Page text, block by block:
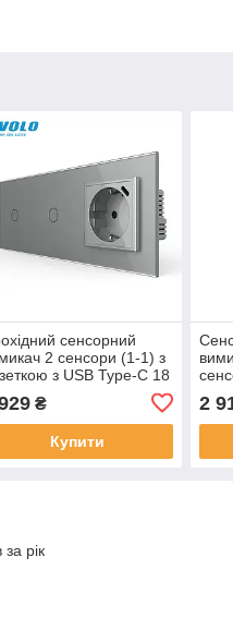
сенсорний
2 сенсори (1-1) з
з USB Type-C 18
заземлення, LIVOLO
скло
₴
Купити
2
рік